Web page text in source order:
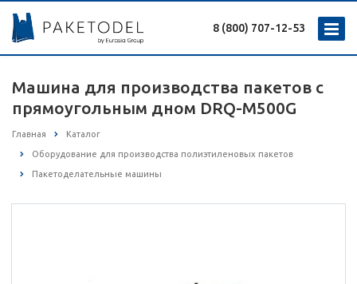
8 (800) 707-12-53
Машина для производства пакетов с
прямоугольным дном DRQ-M500G
Главная Каталог
Оборудование для производства полиэтиленовых пакетов
Пакетоделательные машины